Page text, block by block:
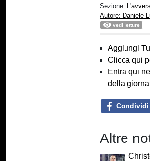
Sezione:
Autore: Daniele
vedi letture
Aggiungi
Clicca qui
Entra qui
della
Condividi
Altre